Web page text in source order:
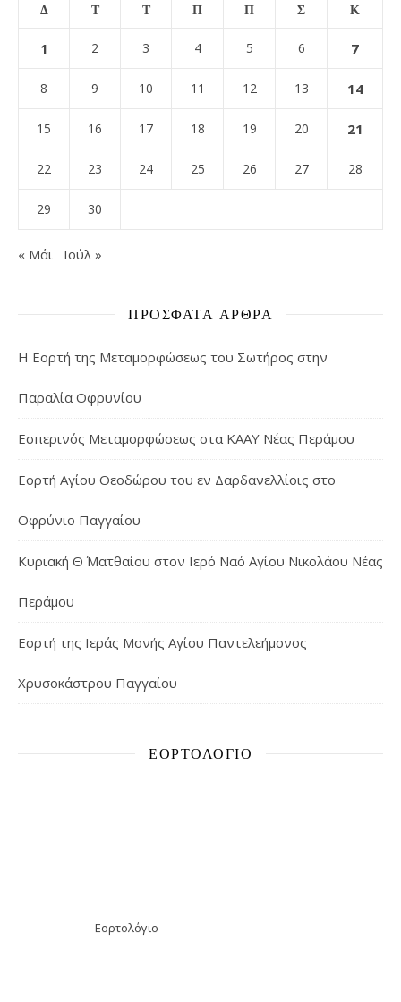
Δ Τ Τ Π Π Σ Κ
1 2 3 4 5 6 7
8 9 10 11 12 13 14
15 16 17 18 19 20 21
22 23 24 25 26 27 28
29 30
« Μάι Ιούλ »
ΠΡΌΣΦΑΤΑ ΆΡΘΡΑ
Η Εορτή της Μεταμορφώσεως του Σωτήρος στην
Παραλία Οφρυνίου
Εσπερινός Μεταμορφώσεως στα ΚΑΑΥ Νέας Περάμου
Εορτή Αγίου Θεοδώρου του εν Δαρδανελλίοις στο
Οφρύνιο Παγγαίου
Κυριακή Θ΄ Ματθαίου στον Ιερό Ναό Αγίου Νικολάου Νέας
Περάμου
Εορτή της Ιεράς Μονής Αγίου Παντελεήμονος
Χρυσοκάστρου Παγγαίου
ΕΟΡΤΟΛΌΓΙΟ
Εορτολόγιο